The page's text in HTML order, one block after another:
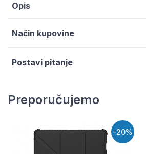
Opis
Način kupovine
Postavi pitanje
Preporučujemo
-20%